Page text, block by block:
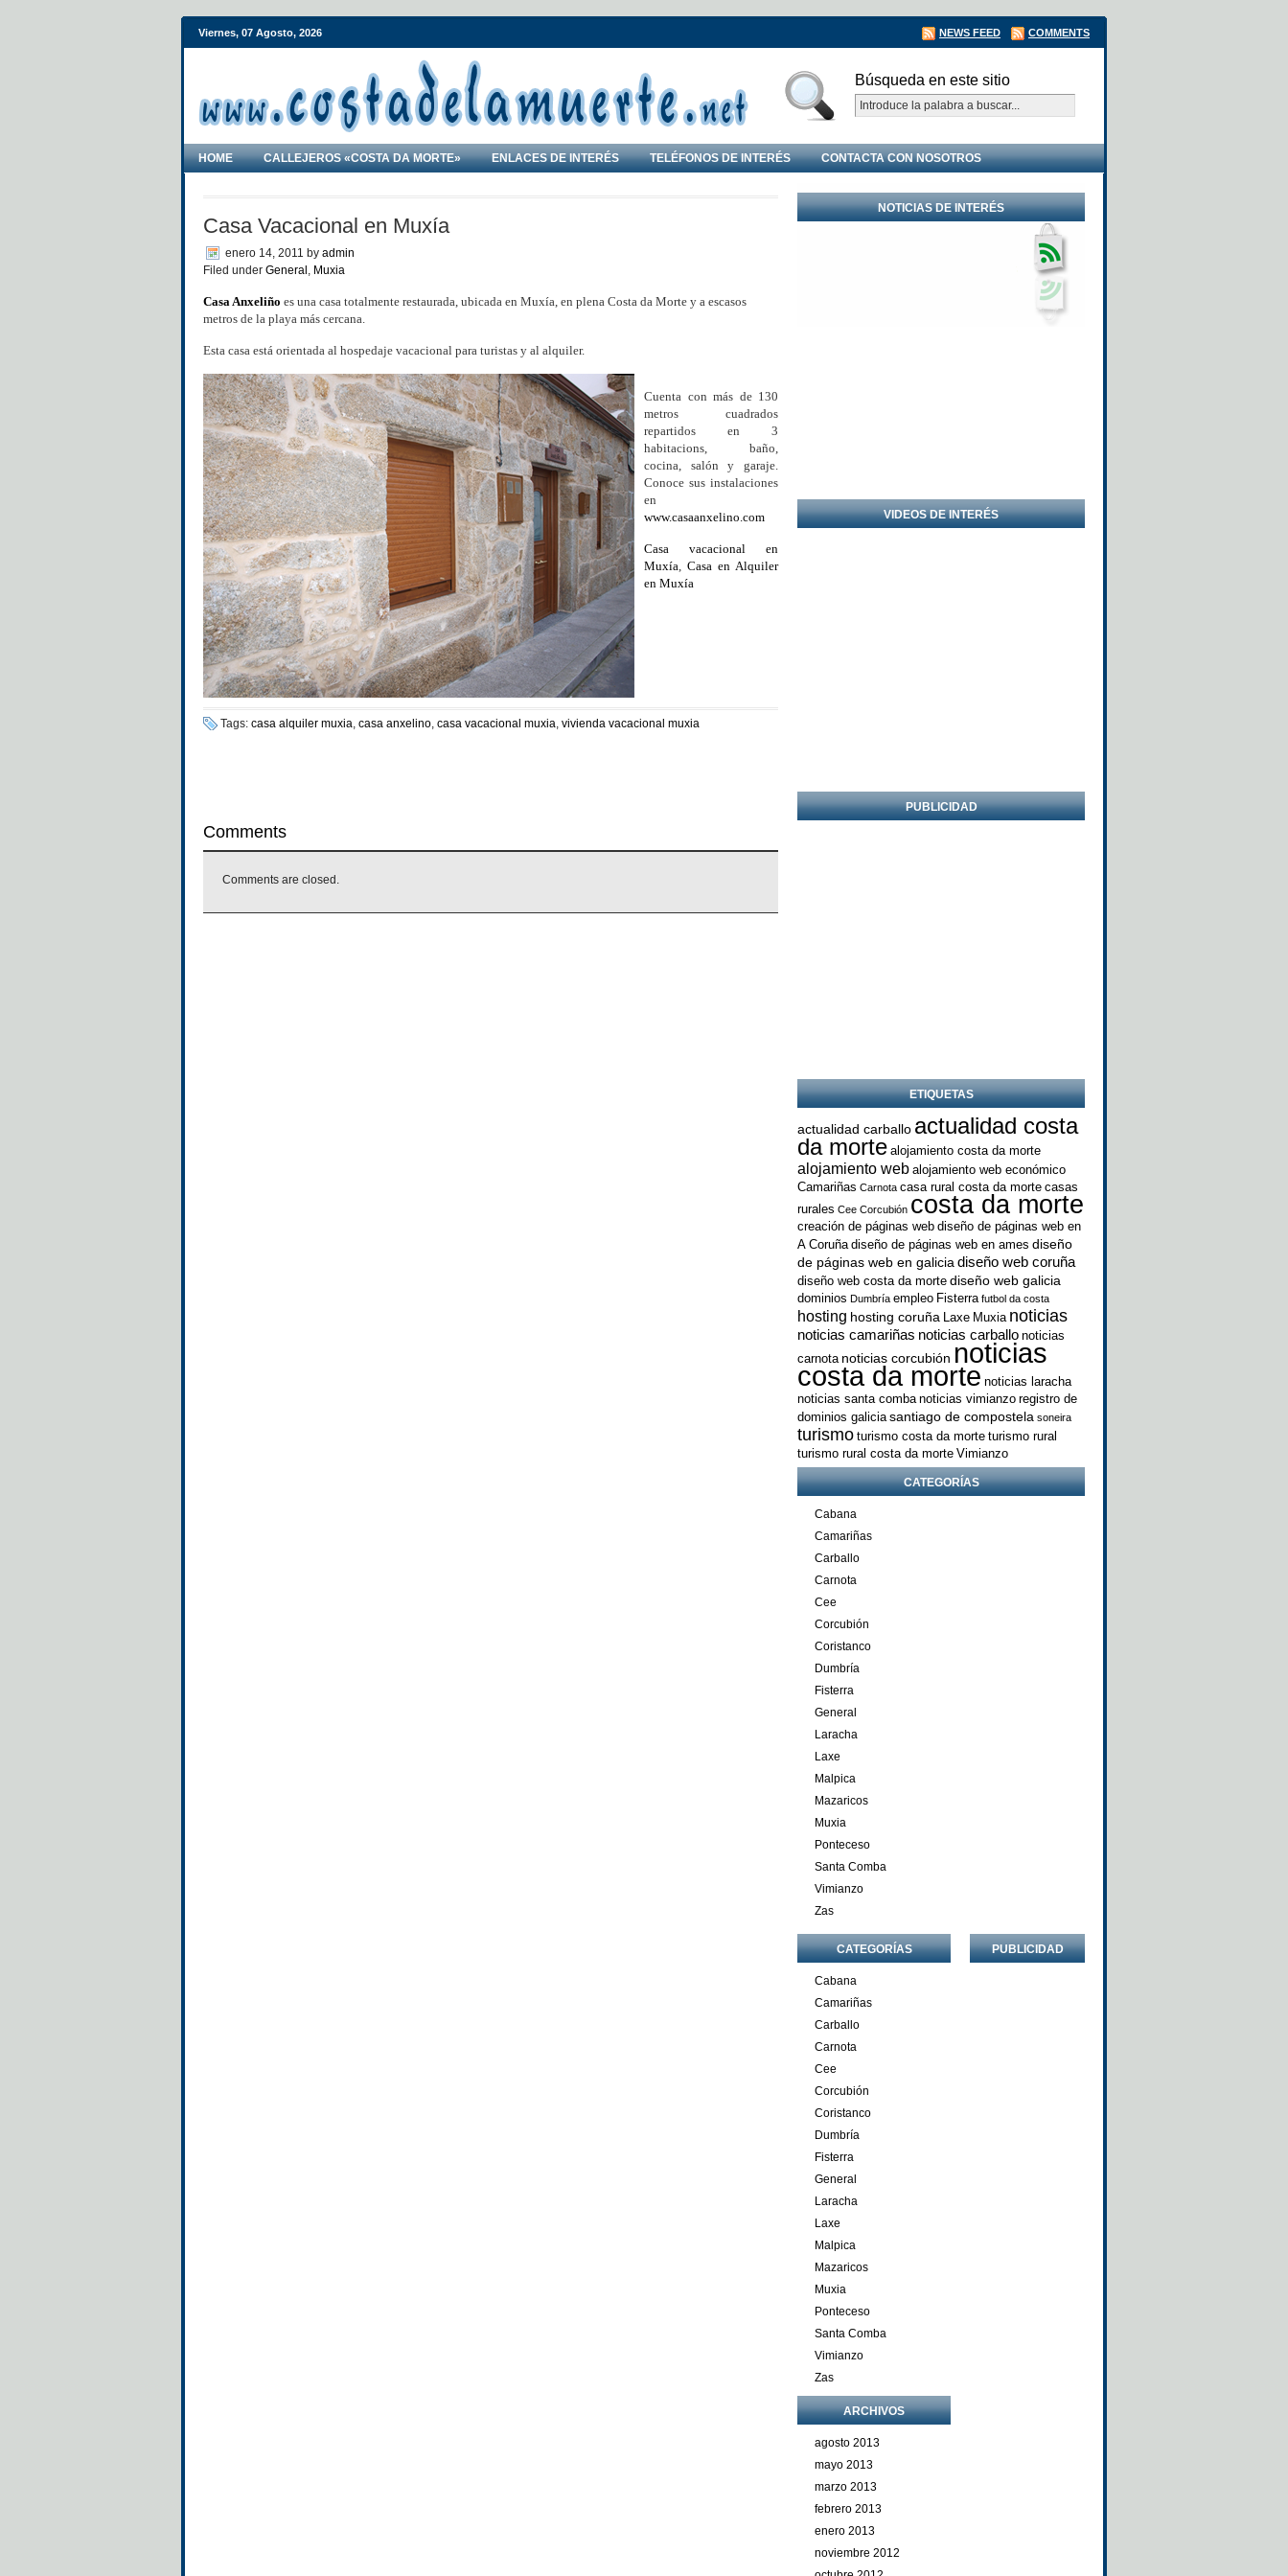
Viernes, 07 Agosto, 2026 NEWS FEED COMMENTS
Búsqueda en este sitio
HOME CALLEJEROS «COSTA DA MORTE» ENLACES DE INTERÉS TELÉFONOS DE INTERÉS CONTACTA CON NOSOTROS
Casa Vacacional en Muxía
enero 14, 2011 by admin
Filed under General , Muxia
Casa Anxeliño es una casa totalmente restaurada, ubicada en Muxía, en plena Costa da Morte y a escasos
metros de la playa más cercana.
Esta casa está orientada al hospedaje vacacional para turistas y al alquiler.
Cuenta con más de 130
metros cuadrados
repartidos en 3
habitacions, baño,
cocina, salón y garaje.
Conoce sus instalaciones
en
www.casaanxelino.com
Casa vacacional en
Muxía, Casa en Alquiler
en Muxía
Tags: casa alquiler muxia, casa anxelino, casa vacacional muxia, vivienda vacacional muxia
Comments
Comments are closed.
NOTICIAS DE INTERÉS
VIDEOS DE INTERÉS
PUBLICIDAD
ETIQUETAS
actualidad carballo actualidad costa
da morte alojamiento costa da morte
alojamiento web alojamiento web económico
Camariñas Carnota casa rural costa da morte casas
rurales Cee Corcubión costa da morte
creación de páginas web diseño de páginas web en
A Coruña diseño de páginas web en ames diseño
de páginas web en galicia diseño web coruña
diseño web costa da morte diseño web galicia
dominios Dumbría empleo Fisterra futbol da costa
hosting hosting coruña Laxe Muxia noticias
noticias camariñas noticias carballo noticias
carnota noticias corcubión noticias
costa da morte noticias laracha
noticias santa comba noticias vimianzo registro de
dominios galicia santiago de compostela soneira
turismo turismo costa da morte turismo rural
turismo rural costa da morte Vimianzo
CATEGORÍAS
Cabana
Camariñas
Carballo
Carnota
Cee
Corcubión
Coristanco
Dumbría
Fisterra
General
Laracha
Laxe
Malpica
Mazaricos
Muxia
Ponteceso
Santa Comba
Vimianzo
Zas
CATEGORÍAS
Cabana
Camariñas
Carballo
Carnota
Cee
Corcubión
Coristanco
Dumbría
Fisterra
General
Laracha
Laxe
Malpica
Mazaricos
Muxia
Ponteceso
Santa Comba
Vimianzo
Zas
ARCHIVOS
agosto 2013
mayo 2013
marzo 2013
febrero 2013
enero 2013
noviembre 2012
PUBLICIDAD